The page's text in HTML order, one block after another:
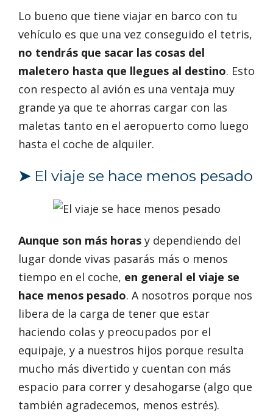
Lo bueno que tiene viajar en barco con tu
vehículo es que una vez conseguido el tetris,
no tendrás que sacar las cosas del
maletero hasta que llegues al destino. Esto
con respecto al avión es una ventaja muy
grande ya que te ahorras cargar con las
maletas tanto en el aeropuerto como luego
hasta el coche de alquiler.
➤El viaje se hace menos pesado
Aunque son más horas y dependiendo del
lugar donde vivas pasarás más o menos
tiempo en el coche, en general el viaje se
hace menos pesado. A nosotros porque nos
libera de la carga de tener que estar
haciendo colas y preocupados por el
equipaje, y a nuestros hijos porque resulta
mucho más divertido y cuentan con más
espacio para correr y desahogarse (algo que
también agradecemos, menos estrés).